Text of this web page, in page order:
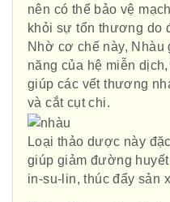
nên có thể bảo vệ
khỏi sự tổn thương do
Nhờ cơ chế này,
năng của hệ miễn
giúp các vết thương
và cắt cụt chi.
Loại thảo dược này
giúp giảm đường
in-su-lin, thúc đẩy sản